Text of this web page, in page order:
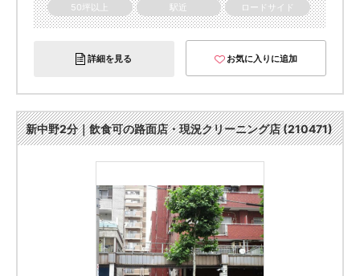
50坪以上
駅近 ロードサイド
詳細を見る お気に入りに追加
新中野2分｜飲食可の路面店・現況クリーニング店 (210471)